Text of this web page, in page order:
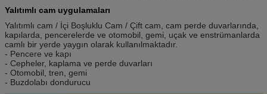
Yalıtımlı cam uygulamaları
Yalıtımlı cam / İçi Boşluklu Cam / Çift cam, cam perde duvarlarında,
kapılarda, pencerelerde ve otomobil, gemi, uçak ve enstrümanlarda
camlı bir yerde yaygın olarak kullanılmaktadır.
- Pencere ve kapı
- Cepheler, kaplama ve perde duvarları
- Otomobil, tren, gemi
- Buzdolabı dondurucu